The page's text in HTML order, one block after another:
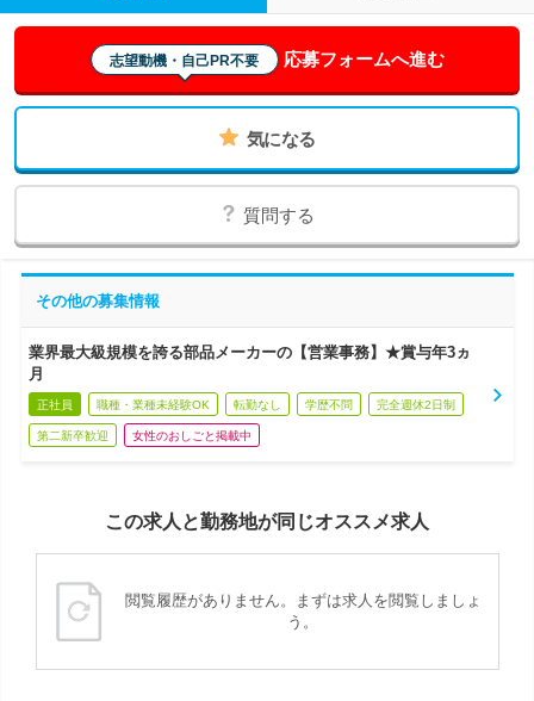
志望動機・自己PR不要 応募フォームへ進む
気になる
質問する
その他の募集情報
業界最大級規模を誇る部品メーカーの【営業事務】★賞与年3ヵ
月
正社員 職種・業種未経験OK 転勤なし 学歴不問 完全週休2日制
第二新卒歓迎 女性のおしごと掲載中
この求人と勤務地が同じオススメ求人
閲覧履歴がありません。まずは求人を閲覧しましょ
う。